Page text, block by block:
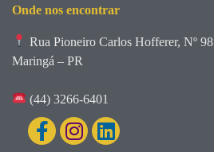
Onde nos encontrar
Rua Pioneiro Carlos Hofferer, Nº 98
Maringá – PR
(44) 3266-6401